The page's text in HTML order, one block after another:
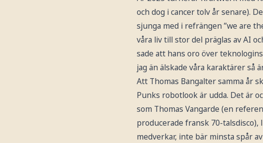
och dog i cancer tolv år senare).
sjunga med i refrängen ”we are
våra liv till stor del präglas av AI
sade att hans oro över
jag än älskade våra karaktärer så
Att Thomas Bangalter samma år
Punks robotlook är udda. Det är
som Thomas Vangarde (en
producerade fransk 70-talsdisco),
medverkar, inte bär minsta spår